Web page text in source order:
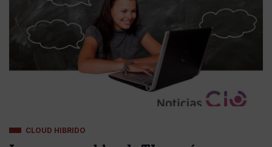
CLOUD HIBRIDO